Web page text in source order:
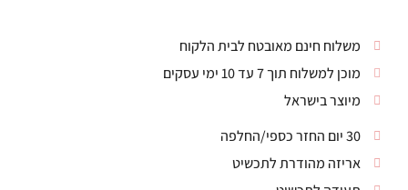
משלוח חינם מאובטח לבית הלקוח
מוכן למשלוח תוך 7 עד 10 ימי עסקים
מיוצר בישראל
30 יום החזר כספי/החלפה
אריזה מהודרת לתכשיט